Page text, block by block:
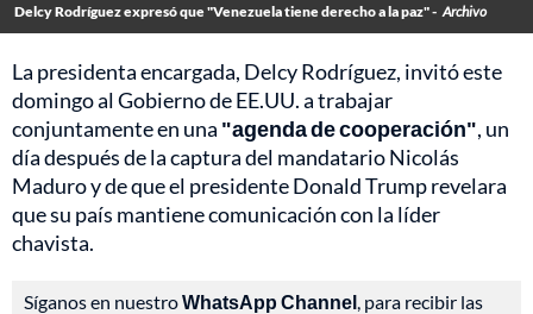
Delcy Rodríguez expresó que "Venezuela tiene derecho a la paz" - Archivo
La presidenta encargada, Delcy Rodríguez, invitó este
domingo al Gobierno de EE.UU. a trabajar
conjuntamente en una "agenda de cooperación", un
día después de la captura del mandatario Nicolás
Maduro y de que el presidente Donald Trump revelara
que su país mantiene comunicación con la líder
chavista.
Síganos en nuestroWhatsApp Channel, para recibir las